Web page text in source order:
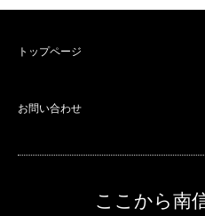
トップページ
お問い合わせ
ここから南